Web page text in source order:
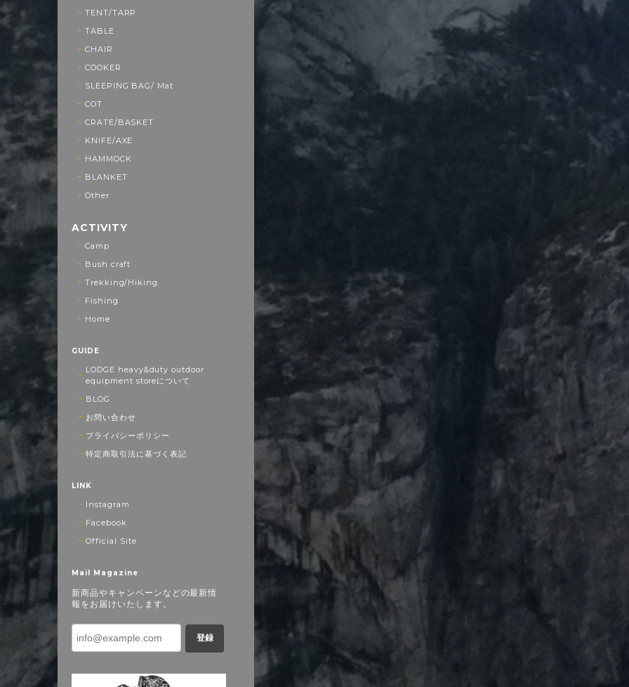
TENT/TARP
TABLE
CHAIR
COOKER
SLEEPING BAG/ Mat
COT
CRATE/BASKET
KNIFE/AXE
HAMMOCK
BLANKET
Other
ACTIVITY
Camp
Bush craft
Trekking/Hiking
Fishing
Home
GUIDE
LODGE heavy&duty outdoor
equipment storeについて
BLOG
お問い合わせ
プライバシーポリシー
特定商取引法に基づく表記
LINK
Instagram
Facebook
Official Site
Mail Magazine
新商品やキャンペーンなどの最新情
報をお届けいたします。
登録